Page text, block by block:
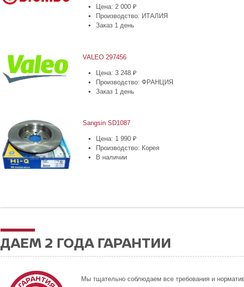
Цена: 2 000 ₽
Производство: ИТАЛИЯ
Заказ 1 день
VALEO 297456
Цена: 3 248 ₽
Производство: ФРАНЦИЯ
Заказ 1 день
Sangsin SD1087
Цена: 1 990 ₽
Производство: Корея
В наличии
ДАЕМ 2 ГОДА ГАРАНТИИ
Мы тщательно соблюдаем все требования и